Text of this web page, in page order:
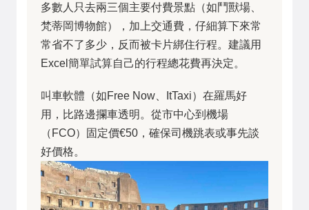
多數人只去兩三個主要付費景點（如鬥獸場、
梵蒂岡博物館），加上交通費，仔細算下來常
常省不了多少，反而被卡片綁住行程。建議用
Excel簡單試算自己的行程總花費再決定。
叫車軟體（如Free Now、ItTaxi）在羅馬好
用，比路邊攔車透明。從市中心到機場
（FCO）固定價€50，確保司機跳表或事先談
好價格。